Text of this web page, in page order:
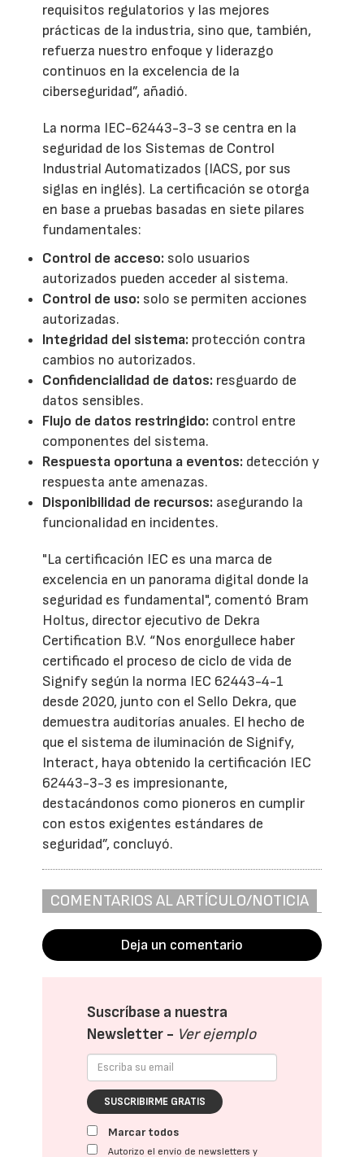
requisitos regulatorios y las mejores
prácticas de la industria, sino que, también,
refuerza nuestro enfoque y liderazgo
continuos en la excelencia de la
ciberseguridad”, añadió.
La norma IEC-62443-3-3 se centra en la
seguridad de los Sistemas de Control
Industrial Automatizados (IACS, por sus
siglas en inglés). La certificación se otorga
en base a pruebas basadas en siete pilares
fundamentales:
Control de acceso: solo usuarios
autorizados pueden acceder al sistema.
Control de uso: solo se permiten acciones
autorizadas.
Integridad del sistema: protección contra
cambios no autorizados.
Confidencialidad de datos: resguardo de
datos sensibles.
Flujo de datos restringido: control entre
componentes del sistema.
Respuesta oportuna a eventos: detección y
respuesta ante amenazas.
Disponibilidad de recursos: asegurando la
funcionalidad en incidentes.
"La certificación IEC es una marca de
excelencia en un panorama digital donde la
seguridad es fundamental", comentó Bram
Holtus, director ejecutivo de Dekra
Certification B.V. “Nos enorgullece haber
certificado el proceso de ciclo de vida de
Signify según la norma IEC 62443-4-1
desde 2020, junto con el Sello Dekra, que
demuestra auditorías anuales. El hecho de
que el sistema de iluminación de Signify,
Interact, haya obtenido la certificación IEC
62443-3-3 es impresionante,
destacándonos como pioneros en cumplir
con estos exigentes estándares de
seguridad”, concluyó.
COMENTARIOS AL ARTÍCULO/NOTICIA
Deja un comentario
Suscríbase a nuestra
Newsletter - Ver ejemplo
SUSCRIBIRME GRATIS
Marcar todos
Autorizo el envío de newsletters y